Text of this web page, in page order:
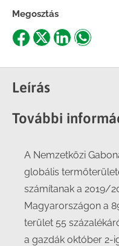
Megosztás
Share
Facebook
Share
X
ShareShare
Leírás
További
A Nemzetközi
globális
számítanak a 2019/
Magyarországon a
terület 55
a gazdák október 2-